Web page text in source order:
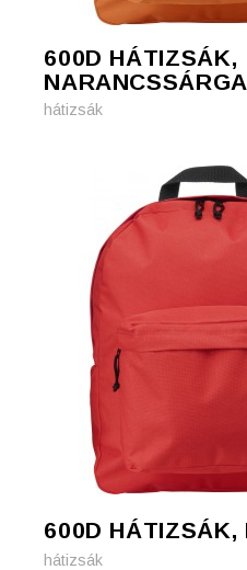
600D HÁTIZSÁK,
NARANCSSÁRGA
hátizsák
600D HÁTIZSÁK,
hátizsák